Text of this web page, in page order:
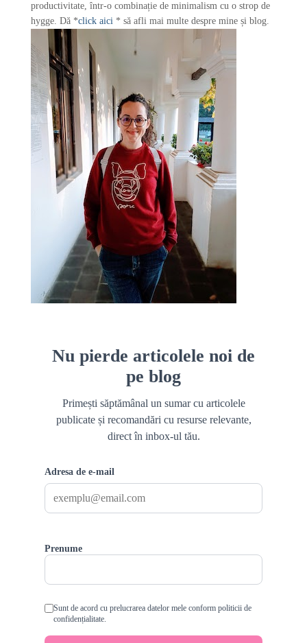
productivitate, într-o combinație de minimalism cu o strop de
hygge. Dă *click aici * să afli mai multe despre mine și blog.